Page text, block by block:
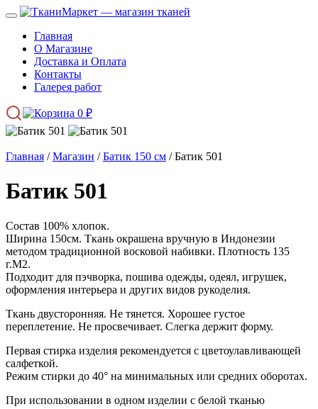
Главная
О Магазине
Доставка и Оплата
Контакты
Галерея работ
0 ₽
Главная /Магазин /Батик 150 см / Батик 501
Батик 501
Состав 100% хлопок.
Ширина 150см. Ткань окрашена вручную в Индонезии
методом традиционной восковой набивки. Плотность 135
г.М2.
Подходит для пэчворка, пошива одежды, одеял, игрушек,
оформления интерьера и других видов рукоделия.
Ткань двусторонняя. Не тянется. Хорошее густое
переплетение. Не просвечивает. Слегка держит форму.
Первая стирка изделия рекомендуется с цветоулавливающей
салфеткой.
Режим стирки до 40° на минимальных или средних оборотах.
При использовании в одном изделии с белой тканью